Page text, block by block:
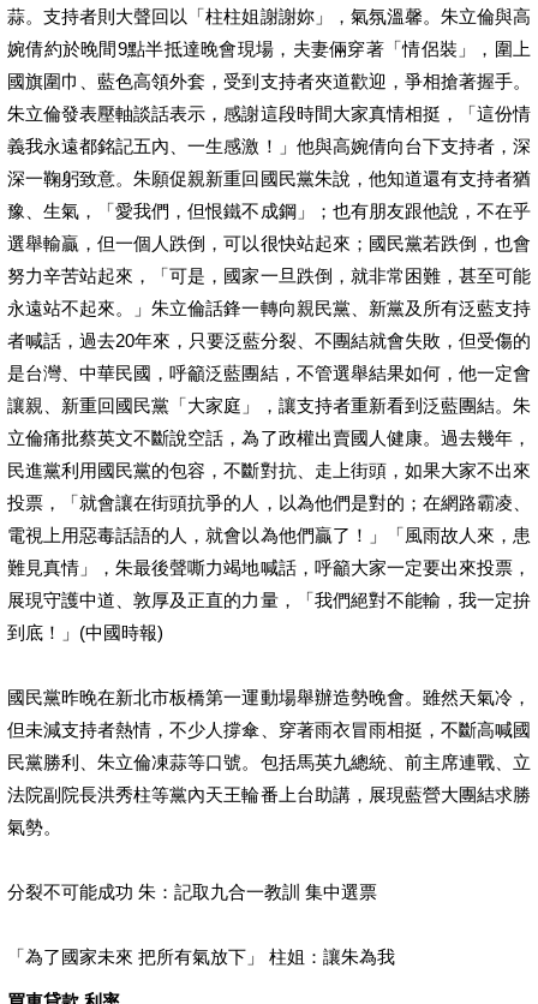
蒜。支持者則大聲回以「柱柱姐謝謝妳」，氣氛溫馨。朱立倫與高
婉倩約於晚間9點半抵達晚會現場，夫妻倆穿著「情侶裝」，圍上
國旗圍巾、藍色高領外套，受到支持者夾道歡迎，爭相搶著握手。
朱立倫發表壓軸談話表示，感謝這段時間大家真情相挺，「這份情
義我永遠都銘記五內、一生感激！」他與高婉倩向台下支持者，深
深一鞠躬致意。朱願促親新重回國民黨朱說，他知道還有支持者猶
豫、生氣，「愛我們，但恨鐵不成鋼」；也有朋友跟他說，不在乎
選舉輸贏，但一個人跌倒，可以很快站起來；國民黨若跌倒，也會
努力辛苦站起來，「可是，國家一旦跌倒，就非常困難，甚至可能
永遠站不起來。」朱立倫話鋒一轉向親民黨、新黨及所有泛藍支持
者喊話，過去20年來，只要泛藍分裂、不團結就會失敗，但受傷的
是台灣、中華民國，呼籲泛藍團結，不管選舉結果如何，他一定會
讓親、新重回國民黨「大家庭」，讓支持者重新看到泛藍團結。朱
立倫痛批蔡英文不斷說空話，為了政權出賣國人健康。過去幾年，
民進黨利用國民黨的包容，不斷對抗、走上街頭，如果大家不出來
投票，「就會讓在街頭抗爭的人，以為他們是對的；在網路霸凌、
電視上用惡毒話語的人，就會以為他們贏了！」「風雨故人來，患
難見真情」，朱最後聲嘶力竭地喊話，呼籲大家一定要出來投票，
展現守護中道、敦厚及正直的力量，「我們絕對不能輸，我一定拚
到底！」(中國時報)
國民黨昨晚在新北市板橋第一運動場舉辦造勢晚會。雖然天氣冷，
但未減支持者熱情，不少人撐傘、穿著雨衣冒雨相挺，不斷高喊國
民黨勝利、朱立倫凍蒜等口號。包括馬英九總統、前主席連戰、立
法院副院長洪秀柱等黨內天王輪番上台助講，展現藍營大團結求勝
氣勢。
分裂不可能成功 朱：記取九合一教訓 集中選票
「為了國家未來 把所有氣放下」 柱姐：讓朱為我